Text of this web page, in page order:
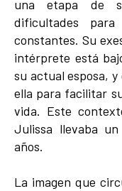
una etapa de
dificultades
constantes. Su
intérprete está
su actual esposa,
ella para facilitar
vida. Este
Julissa llevaba
años.
La imagen que